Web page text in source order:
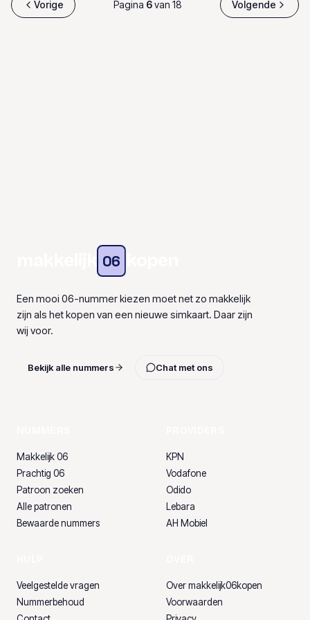
Vorige Pagina 6van 18 Volgende
06
Een mooi 06-nummer kiezen moet net zo makkelijk
zijn als het kopen van een nieuwe simkaart. Daar zijn
wij voor.
Bekijk alle nummers Chat met ons
Makkelijk 06
Prachtig 06
Patroon zoeken
Alle patronen
Bewaarde nummers
KPN
Vodafone
Odido
Lebara
AH Mobiel
Veelgestelde vragen
Nummerbehoud
Over makkelijk06kopen
Voorwaarden